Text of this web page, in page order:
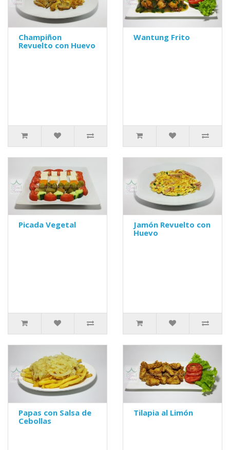
Champiñon
Revuelto con Huevo
Wantung Frito
Picada Vegetal
Jamón Revuelto con
Huevo
Papas con Salsa de
Cebollas
Tilapia al Limón